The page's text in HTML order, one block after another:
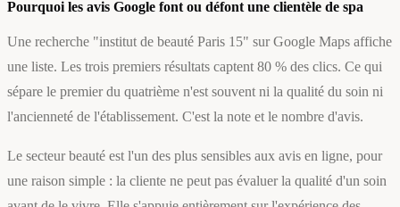
Pourquoi les avis Google font ou défont une clientèle de spa
Une recherche "institut de beauté Paris 15" sur Google Maps affiche
une liste. Les trois premiers résultats captent 80 % des clics. Ce qui
sépare le premier du quatrième n'est souvent ni la qualité du soin ni
l'ancienneté de l'établissement. C'est la note et le nombre d'avis.
Le secteur beauté est l'un des plus sensibles aux avis en ligne, pour
une raison simple : la cliente ne peut pas évaluer la qualité d'un soin